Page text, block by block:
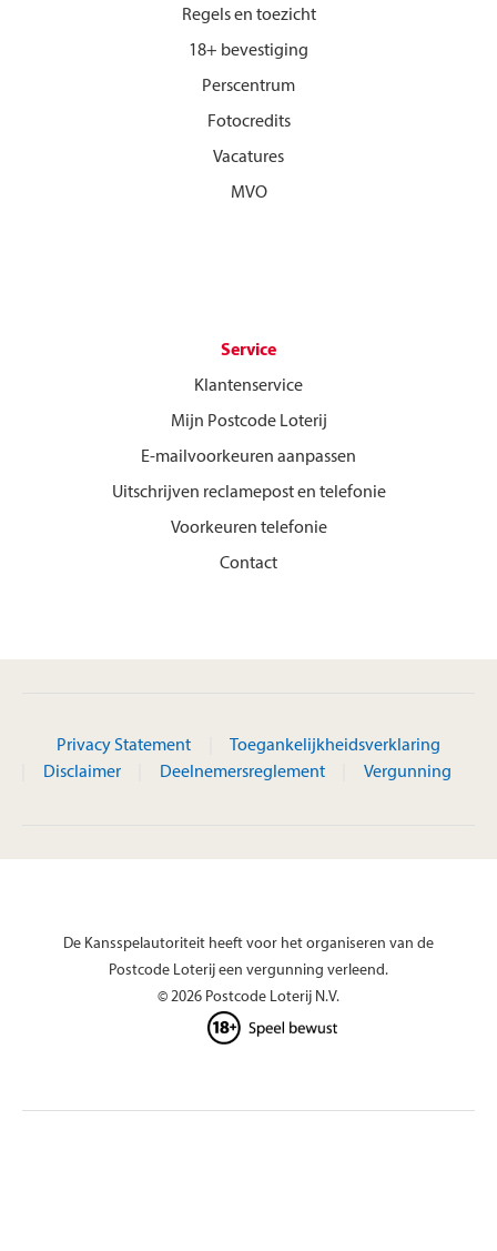
Regels en toezicht
18+ bevestiging
Perscentrum
Fotocredits
Vacatures
MVO
Service
Klantenservice
Mijn Postcode Loterij
E-mailvoorkeuren aanpassen
Uitschrijven reclamepost en telefonie
Voorkeuren telefonie
Contact
Privacy Statement
Toegankelijkheidsverklaring
Disclaimer
Deelnemersreglement Vergunning
De Kansspelautoriteit heeft voor het organiseren van de
Postcode Loterij een vergunning verleend.
© 2026 Postcode Loterij N.V.